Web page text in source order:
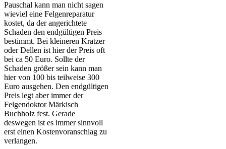
Pauschal kann man nicht sagen
wieviel eine Felgenreparatur
kostet, da der angerichtete
Schaden den endgültigen Preis
bestimmt. Bei kleineren Kratzer
oder Dellen ist hier der Preis oft
bei ca 50 Euro. Sollte der
Schaden größer sein kann man
hier von 100 bis teilweise 300
Euro ausgehen. Den endgültigen
Preis legt aber immer der
Felgendoktor Märkisch
Buchholz fest. Gerade
deswegen ist es immer sinnvoll
erst einen Kostenvoranschlag zu
verlangen.